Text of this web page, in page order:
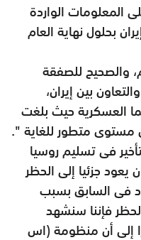
المعلومات الواردة
بحلول نهاية العام
والصحيح للصفقة
بين إيران،
العسكرية حيث بلغت
مستوى متطور للغاية ".
فى تسليم روسيا
كان يعود جزئيا إلى الحظر
فى السابق بسبب
فإننا سنشهد
إلى أن منظومة (اس